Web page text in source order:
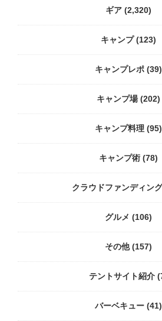
ギア (2,320)
キャンプ(123)
キャンプレポ (39)
キャンプ場(202)
キャンプ料理 (95)
キャンプ術 (78)
クラウドファンディン
グルメ (106)
その他(157)
テントサイト紹介
バーベキュー (41)